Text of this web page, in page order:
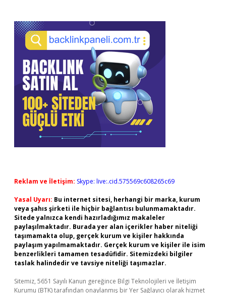
Reklam ve İletişim: Skype: live:.cid.575569c608265c69
Yasal Uyarı: Bu internet sitesi, herhangi bir marka, kurum
veya şahıs şirketi ile hiçbir bağlantısı bulunmamaktadır.
Sitede yalnızca kendi hazırladığımız makaleler
paylaşılmaktadır. Burada yer alan içerikler haber niteliği
taşımamakta olup, gerçek kurum ve kişiler hakkında
paylaşım yapılmamaktadır. Gerçek kurum ve kişiler ile isim
benzerlikleri tamamen tesadüfidir. Sitemizdeki bilgiler
taslak halindedir ve tavsiye niteliği taşımazlar.
Sitemiz, 5651 Sayılı Kanun gereğince Bilgi Teknolojileri ve İletişim
Kurumu (BTK) tarafından onaylanmış bir Yer Sağlayıcı olarak hizmet